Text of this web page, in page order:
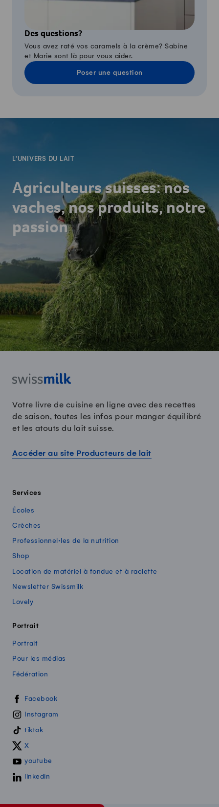
Des questions?
Vous avez raté vos caramels à la crème? Sabine
et Marie sont là pour vous aider.
Poser une question
L'UNIVERS DU LAIT
Agriculteurs suisses: nos
vaches, nos produits, notre
passion
Votre livre de cuisine en ligne avec des recettes
de saison, toutes les infos pour manger équilibré
et les atouts du lait suisse.
Accéder au site Producteurs de lait
Services
Écoles
Crèches
Professionnel·les de la nutrition
Shop
Location de matériel à fondue et à raclette
Newsletter Swissmilk
Lovely
Portrait
Portrait
Pour les médias
Fédération
Swissmilk sur les réseaux sociaux
Facebook
Instagram
tiktok
X
youtube
linkedin